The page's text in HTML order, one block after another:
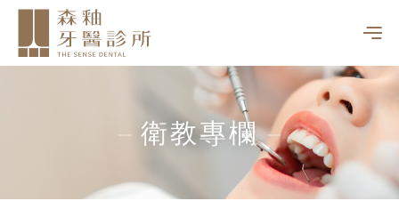
衛教專欄